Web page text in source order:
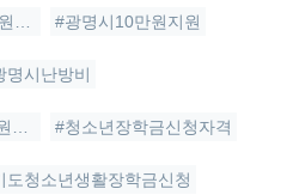
#광명시10만원지원
명시난방비
#청소년장학금신청자격
도청소년생활장학금신청